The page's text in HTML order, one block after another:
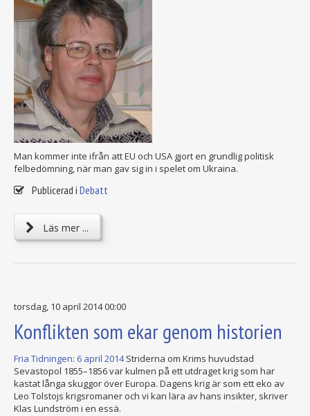
Man kommer inte ifrån att EU och USA gjort en grundlig politisk
felbedömning, när man gav sig in i spelet om Ukraina.
Publicerad i Debatt
Läs mer ...
torsdag, 10 april 2014 00:00
Konflikten som ekar genom historien
Fria Tidningen: 6 april 2014Striderna om Krims huvudstad
Sevastopol 1855–1856 var kulmen på ett utdraget krig som har
kastat långa skuggor över Europa. Dagens krig är som ett eko av
Leo Tolstojs krigsromaner och vi kan lära av hans insikter, skriver
Klas Lundström i en essä.